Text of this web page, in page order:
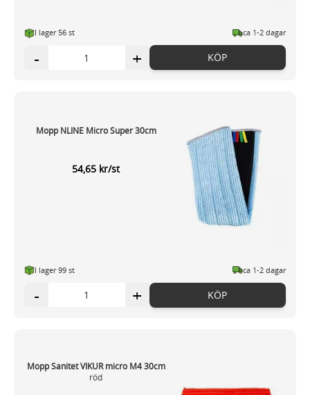
I lager 56 st ca 1-2 dagar
- + KÖP
Mopp NLINE Micro Super 30cm
54,65 kr/st
I lager 99 st ca 1-2 dagar
- + KÖP
Mopp Sanitet VIKUR micro M4 30cm
röd